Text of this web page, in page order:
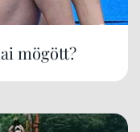
mögött?